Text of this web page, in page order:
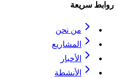
روابط سريعة
من نحن
المشاريع
الأخبار
الأنشطة